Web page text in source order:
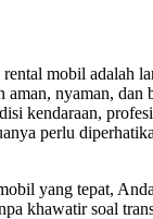
mobil adalah
aman, nyaman, dan
kendaraan,
perlu
yang tepat,
khawatir soal